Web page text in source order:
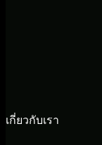
เกี่ยวกับเรา